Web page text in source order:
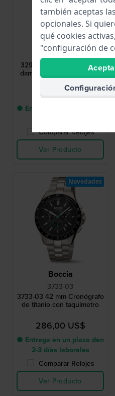
Boccia
3291-01
3291-01 29 mm Reloj para
dama de cuarzo de titanio
76,00 US$
● Entrega en un plazo den
Comparar Relojes
Ver Producto
Boccia
3733-03
3733-03 42 mm Cronógrafo
de titanio con taquímetro
286,00 US$
● Entrega en un plazo den
2-3 días laborales
Comparar Relojes
Ver Producto
Novedades
también aceptas
opcionales. Si
qué cookies
"configuración de